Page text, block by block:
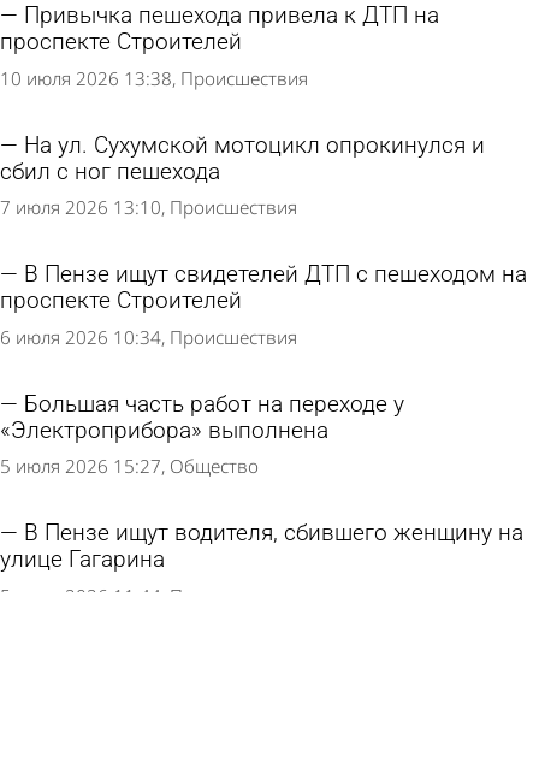
Привычка пешехода привела к ДТП на
проспекте Строителей
10 июля 2026 13:38 Происшествия
На ул. Сухумской мотоцикл опрокинулся и
сбил с ног пешехода
7 июля 2026 13:10 Происшествия
В Пензе ищут свидетелей ДТП с пешеходом на
проспекте Строителей
6 июля 2026 10:34 Происшествия
Большая часть работ на переходе у
«Электроприбора» выполнена
5 июля 2026 15:27 Общество
В Пензе ищут водителя, сбившего женщину на
улице Гагарина
5 июля 2026 11:44 Происшествия